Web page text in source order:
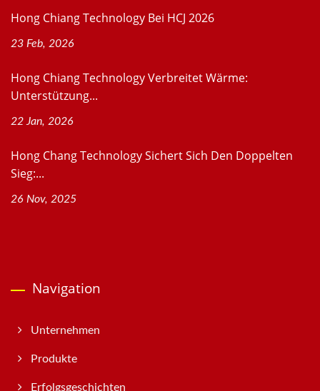
Hong Chiang Technology Bei HCJ 2026
23 Feb, 2026
Hong Chiang Technology Verbreitet Wärme:
Unterstützung...
22 Jan, 2026
Hong Chang Technology Sichert Sich Den Doppelten
Sieg:...
26 Nov, 2025
Navigation
Unternehmen
Produkte
Erfolgsgeschichten